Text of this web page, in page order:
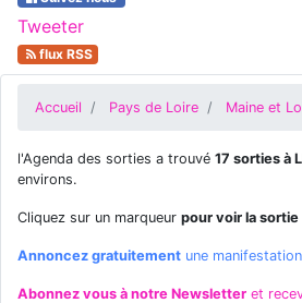
Tweeter
flux RSS
Accueil Pays de Loire Maine et
l'Agenda des sorties a trouvé 17 sorties à
environs.
Cliquez sur un marqueur pour voir la sortie
Annoncez gratuitement une manifestation
Abonnez vous à notre Newsletter et